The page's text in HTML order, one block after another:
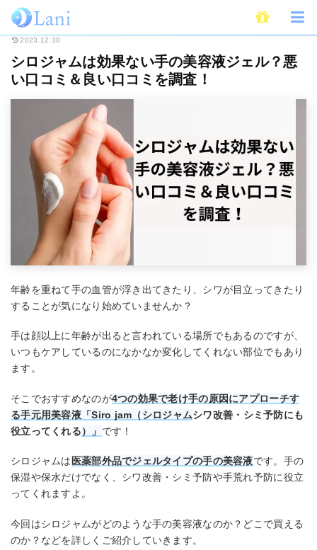
ホーム Beauty シロジャムは効果ない手の美容液ジェル？悪い口コミ＆良
2023.12.30
シロジャムは効果ない手の美容液ジェル？悪
い口コミ＆良い口コミを調査！
年齢を重ねて手の血管が浮き出てきたり、シワが目立ってきたり
することが気になり始めていませんか？
手は顔以上に年齢が出ると言われている場所でもあるのですが、
いつもケアしているのになかなか変化してくれない部位でもあり
ます。
そこでおすすめなのが4つの効果で老け手の原因にアプローチす
る手元用美容液「Siro jam（シロジャムシワ改善・シミ予防にも
役立ってくれる）」 です！
シロジャムは 医薬部外品でジェルタイプの手の美容液です。手の
保湿や保水だけでなく、シワ改善・シミ予防や手荒れ予防に役立
ってくれますよ。
今回はシロジャムがどのような手の美容液なのか？どこで買える
のか？などを詳しくご紹介していきます。